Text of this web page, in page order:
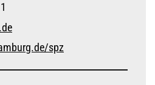
spz